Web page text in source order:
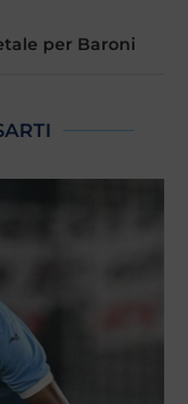
per Baroni